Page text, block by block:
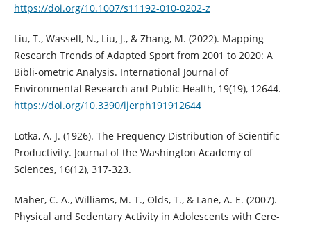
https://doi.org/10.1007/s11192-010-0202-z
Liu, T., Wassell, N., Liu, J., & Zhang, M. (2022). Mapping
Research Trends of Adapted Sport from 2001 to 2020: A
Bibli-ometric Analysis. International Journal of
Environmental Research and Public Health, 19(19), 12644.
https://doi.org/10.3390/ijerph191912644
Lotka, A. J. (1926). The Frequency Distribution of Scientific
Productivity. Journal of the Washington Academy of
Sciences, 16(12), 317-323.
Maher, C. A., Williams, M. T., Olds, T., & Lane, A. E. (2007).
Physical and Sedentary Activity in Adolescents with Cere-